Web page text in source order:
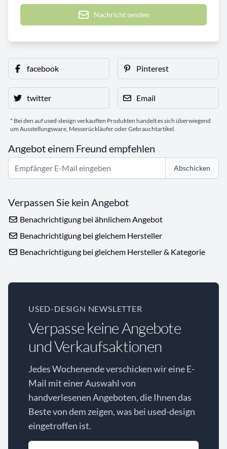
Nachricht senden
facebook Pinterest
twitter Email
* Bei den auf used-design verkauften Produkten handelt es sich überwiegend
um Ausstellungsware, Messerückläufer oder Gebrauchtartikel.
Angebot einem Freund empfehlen
Abschicken
Verpassen Sie kein Angebot
Benachrichtigung bei ähnlichem Angebot
Benachrichtigung bei gleichem Hersteller
Benachrichtigung bei gleichem Hersteller & Kategorie
USED-DESIGN NEWSLETTER
Verpasse keine Angebote
und Verkaufsaktionen
Jedes Wochenende verschicken wir eine E-
Mail mit einer Auswahl von
handverlesenen Angeboten, die Ihnen das
Beste von dem zeigen, was bei used-design
eingetroffen ist.